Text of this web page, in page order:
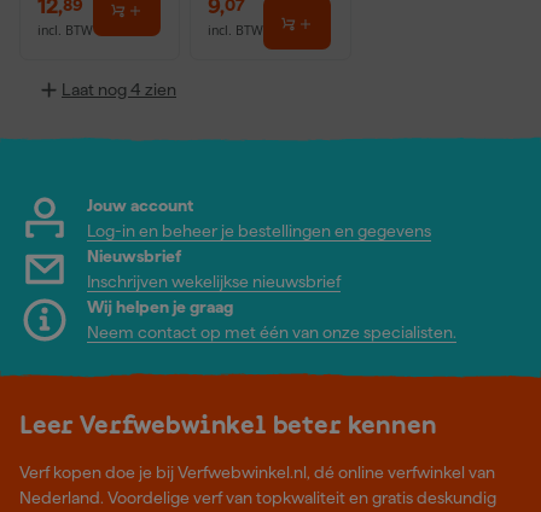
12,89
incl. BTW
9,07
incl. BTW
Laat nog 4 zien
Jouw account
Log-in en beheer je bestellingen en gegevens
Nieuwsbrief
Inschrijven wekelijkse nieuwsbrief
Wij helpen je graag
Neem contact op met één van onze specialisten.
Leer Verfwebwinkel beter kennen
Verf kopen doe je bij Verfwebwinkel.nl, dé online verfwinkel van
Nederland. Voordelige verf van topkwaliteit en gratis deskundig